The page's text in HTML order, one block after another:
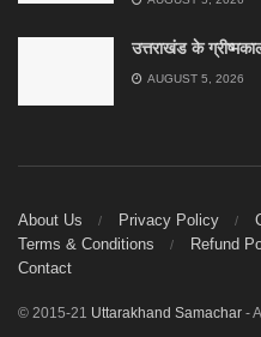
उत्तराखंड के
AUGUST 5, 2026
About Us Privacy Policy
Terms & Conditions
Refund
Contact
© 2015-21 Uttarakhand Samachar -